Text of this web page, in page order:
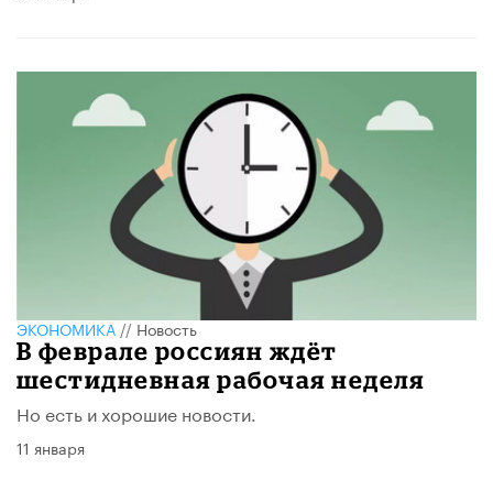
ЭКОНОМИКА//Новость
В феврале россиян ждёт
шестидневная рабочая неделя
Но есть и хорошие новости.
11 января